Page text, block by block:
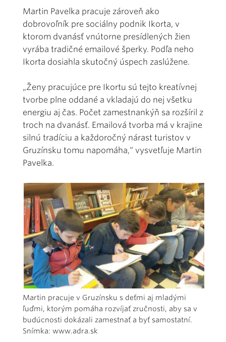
Martin Pavelka pracuje zároveň ako
dobrovoľník pre sociálny podnik Ikorta, v
ktorom dvanásť vnútorne presídlených žien
vyrába tradičné emailové šperky. Podľa neho
Ikorta dosiahla skutočný úspech zaslúžene.
„Ženy pracujúce pre Ikortu sú tejto kreatívnej
tvorbe plne oddané a vkladajú do nej všetku
energiu aj čas. Počet zamestnankýň sa rozšíril z
troch na dvanásť. Emailová tvorba má v krajine
silnú tradíciu a každoročný nárast turistov v
Gruzínsku tomu napomáha,“ vysvetľuje Martin
Pavelka.
Martin pracuje v Gruzínsku s deťmi aj mladými
ľuďmi, ktorým pomáha rozvíjať zručnosti, aby sa v
budúcnosti dokázali zamestnať a byť samostatní.
Snímka: www.adra.sk